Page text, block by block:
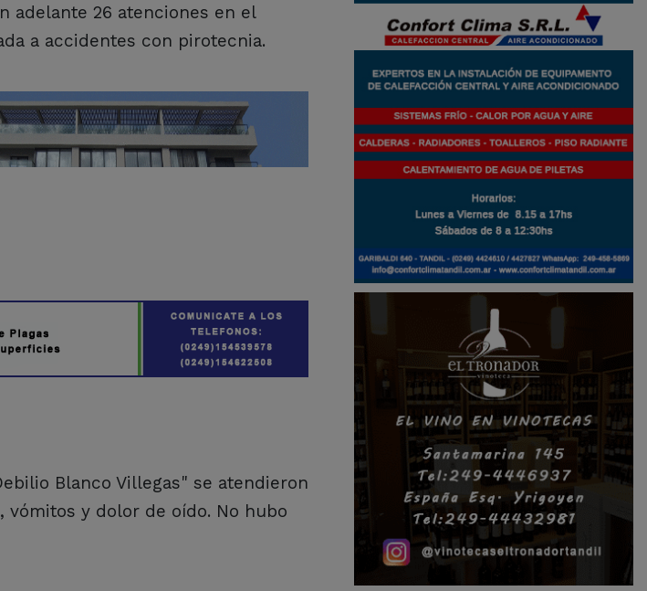
adelante 26 atenciones en el
a accidentes con pirotecnia.
Blanco Villegas" se atendieron
y dolor de oído. No hubo